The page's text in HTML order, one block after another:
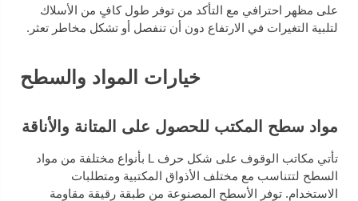
على مظهر احترافي مع التأكد من توفر طول كافٍ من الأسلاك
لتلبية التغيرات في الارتفاع دون أن تنفصل أو تشكل مخاطر تعثر.
خيارات المواد والسطح
مواد سطح المكتب للحصول على المتانة والأناقة
تأتي مكاتب الوقوف على شكل حرف L بأنواع مختلفة من مواد
السطح لتتناسب مع مختلف الأذواق المكتبية ومتطلبات
الاستخدام. توفر الأسطح المصنوعة من طبقة رقيقة مقاومة